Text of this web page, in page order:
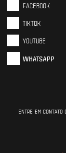
FACEBOOK
TIKTOK
YOUTUBE
WHATSAPP
ENTRE EM CONTATO